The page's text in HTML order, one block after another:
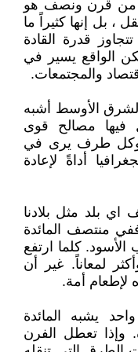
من قرن ونصف هو
، بل إنها كثيراً ما
قدرة القادة
الواقع يسير في
والمجتمعات.
الأوسط أشبه
فيها مصالح قوى
وكل طرف يرى في
أداةً لإعادة
بلد مثل بلادنا
منتصف المائدة
كلما ارتفع
لمعاناً. غير أن
لإطعام أمة.
يشبه المائدة
وإذا تعطل الفرن